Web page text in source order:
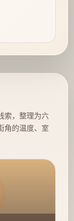
索，整理为六
角的温度、室